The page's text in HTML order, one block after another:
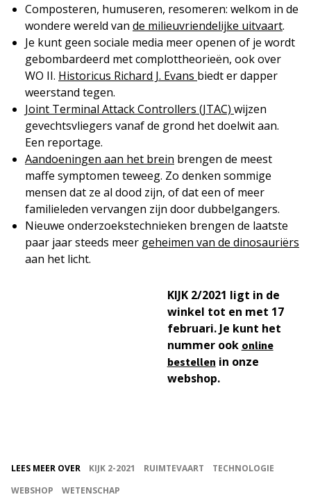
Composteren, humuseren, resomeren: welkom in de
wondere wereld van de milieuvriendelijke uitvaart.
Je kunt geen sociale media meer openen of je wordt
gebombardeerd met complottheorieën, ook over
WO II. Historicus Richard J. Evans biedt er dapper
weerstand tegen.
Joint Terminal Attack Controllers (JTAC) wijzen
gevechtsvliegers vanaf de grond het doelwit aan.
Een reportage.
Aandoeningen aan het brein brengen de meest
maffe symptomen teweeg. Zo denken sommige
mensen dat ze al dood zijn, of dat een of meer
familieleden vervangen zijn door dubbelgangers.
Nieuwe onderzoekstechnieken brengen de laatste
paar jaar steeds meer geheimen van de dinosauriërs
aan het licht.
KIJK 2/2021 ligt in de
winkel tot en met 17
februari. Je kunt het
nummer ook online
bestellen in onze
webshop.
LEES MEER OVER KIJK 2-2021 RUIMTEVAART
TECHNOLOGIE
WEBSHOP
WETENSCHAP